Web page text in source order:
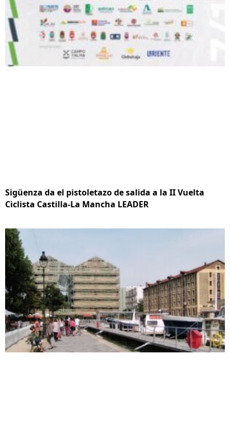
Sigüenza da el pistoletazo de salida a la II Vuelta
Ciclista Castilla-La Mancha LEADER